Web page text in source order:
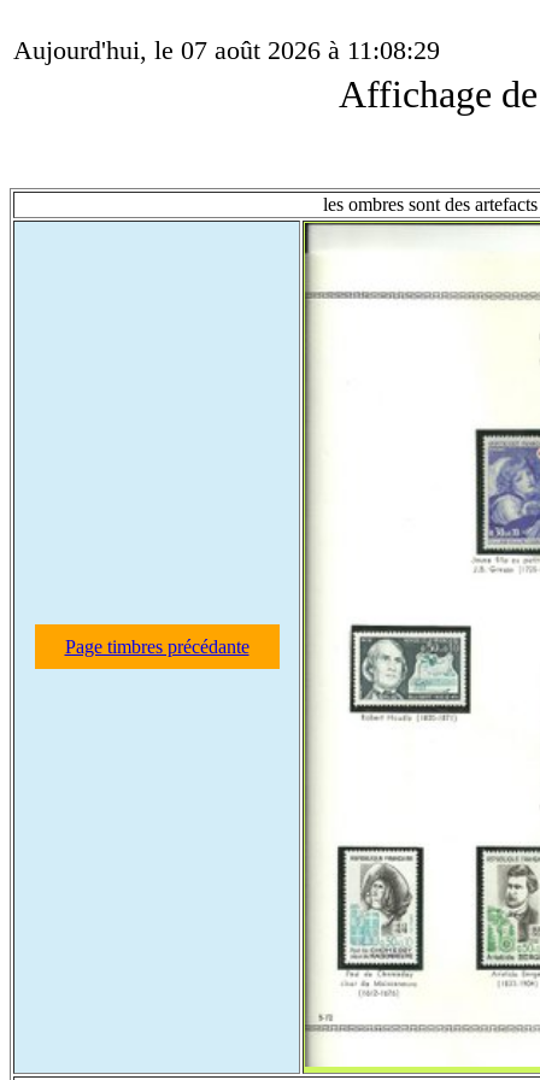
Aujourd'hui, le 07 août 2026 à 11:08:29
Affichage
les ombres sont des
Page timbres précédante